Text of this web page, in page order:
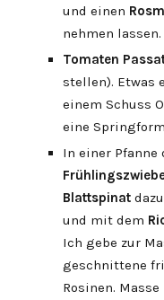
und einen
nehmen lassen.
Tomaten
stellen). Etwas
einem Schuss
eine
In einer Pfanne
Blattspinat
und mit dem
Ich gebe zur
geschnittene
Rosinen.